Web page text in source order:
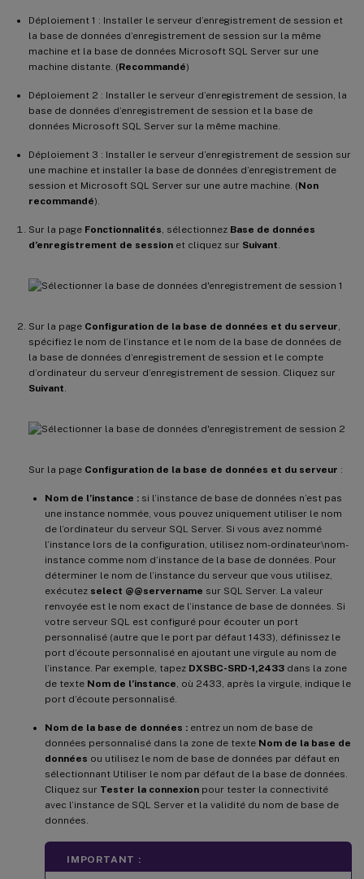
Déploiement 1 : Installer le serveur d’enregistrement de session et
la base de données d’enregistrement de session sur la même
machine et la base de données Microsoft SQL Server sur une
machine distante. (Recommandé)
Déploiement 2 : Installer le serveur d’enregistrement de session, la
base de données d’enregistrement de session et la base de
données Microsoft SQL Server sur la même machine.
Déploiement 3 : Installer le serveur d’enregistrement de session sur
une machine et installer la base de données d’enregistrement de
session et Microsoft SQL Server sur une autre machine. (Non
recommandé).
Sur la page Fonctionnalités , sélectionnez Base de données
d’enregistrement de session et cliquez sur Suivant
Sur la page Configuration de la base de données et du serveur
spécifiez le nom de l’instance et le nom de la base de données de
la base de données d’enregistrement de session et le compte
d’ordinateur du serveur d’enregistrement de session. Cliquez sur
Suivant
Sur la page Configuration de la base de données et du serveur :
Nom de l’instance : si l’instance de base de données n’est pas
une instance nommée, vous pouvez uniquement utiliser le nom
de l’ordinateur du serveur SQL Server. Si vous avez nommé
l’instance lors de la configuration, utilisez nom-ordinateur\nom-
instance comme nom d’instance de la base de données. Pour
déterminer le nom de l’instance du serveur que vous utilisez,
exécutez select @@servername sur SQL Server. La valeur
renvoyée est le nom exact de l’instance de base de données. Si
votre serveur SQL est configuré pour écouter un port
personnalisé (autre que le port par défaut 1433), définissez le
port d’écoute personnalisé en ajoutant une virgule au nom de
l’instance. Par exemple, tapez DXSBC-SRD-1,2433 dans la zone
de texte Nom de l’instance , où 2433, après la virgule, indique le
port d’écoute personnalisé.
Nom de la base de données : entrez un nom de base de
données personnalisé dans la zone de texte Nom de la base de
données ou utilisez le nom de base de données par défaut en
sélectionnant Utiliser le nom par défaut de la base de données.
Cliquez sur Tester la connexion pour tester la connectivité
avec l’instance de SQL Server et la validité du nom de base de
données.
IMPORTANT :